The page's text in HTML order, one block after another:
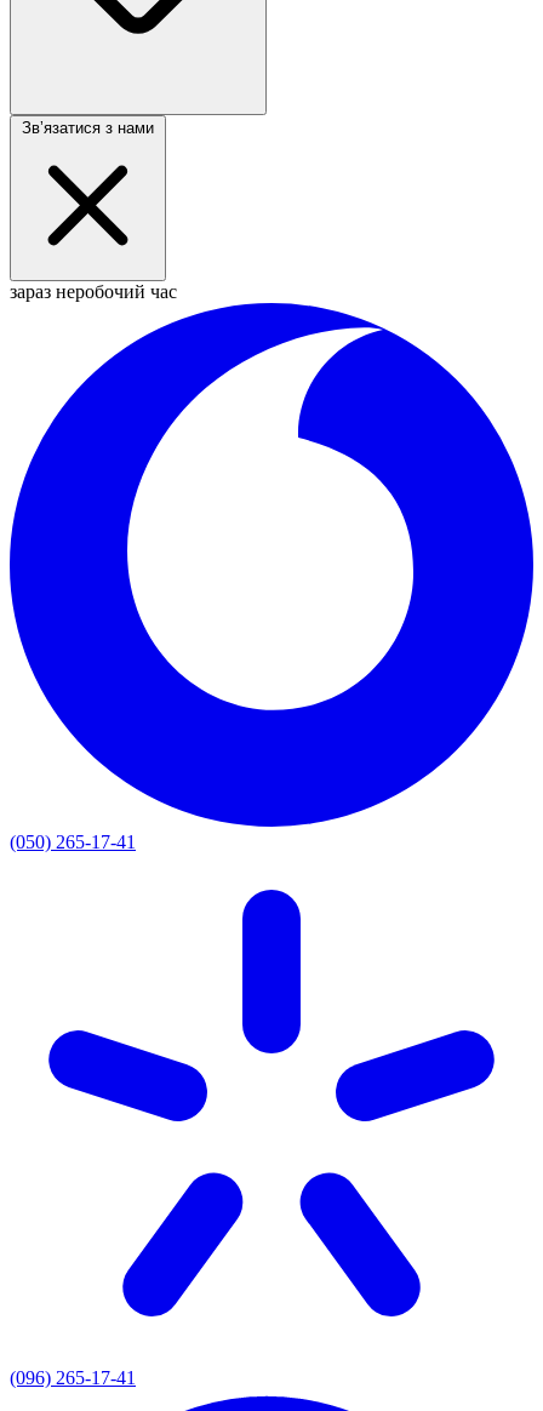
Звʼязатися з нами
зараз неробочий час
(050) 265-17-41
(096) 265-17-41